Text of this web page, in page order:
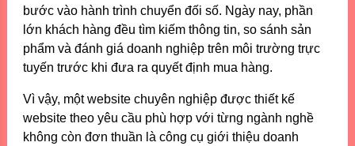
bước vào hành trình chuyển đối số. Ngày nay, phần
lớn khách hàng đều tìm kiếm thông tin, so sánh sản
phẩm và đánh giá doanh nghiệp trên môi trường trực
tuyến trước khi đưa ra quyết định mua hàng.
Vì vậy, một website chuyên nghiệp được thiết kế
website theo yêu cầu phù hợp với từng ngành nghề
không còn đơn thuần là công cụ giới thiệu doanh